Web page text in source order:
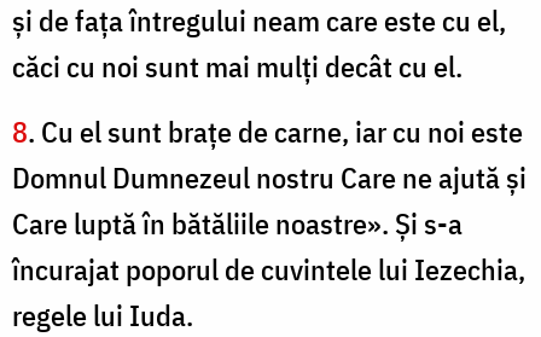
şi de faţa întregului neam care este cu el,
căci cu noi sunt mai mulţi decât cu el.
8. Cu el sunt braţe de carne, iar cu noi este
Domnul Dumnezeul nostru Care ne ajută şi
Care luptă în bătăliile noastre». Şi s-a
încurajat poporul de cuvintele lui Iezechia,
regele lui Iuda.